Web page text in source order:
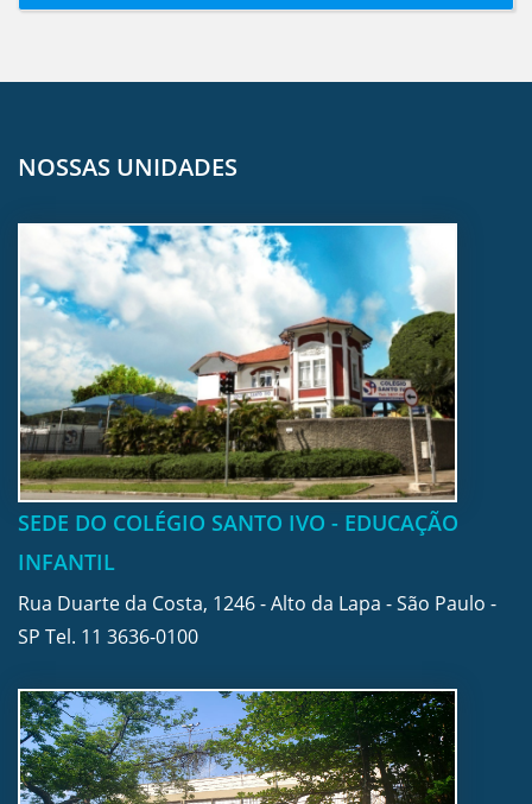
NOSSAS UNIDADES
SEDE DO COLÉGIO SANTO IVO - EDUCAÇÃO
INFANTIL
Rua Duarte da Costa, 1246 - Alto da Lapa - São Paulo -
SP Tel. 11 3636-0100